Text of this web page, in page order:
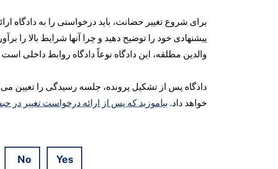
برای شروع تغییر حضانت، باید درخواستی را به دادگاه
پیشنهادی خود را توضیح دهید و چرا آنها شرایط بالا را
والدین مطلقه، این دادگاه نوعاً دادگاه روابط داخلی
دادگاه پس از تشکیل پرونده، جلسه رسیدگی را تعیین
خواهد داد. بیاموزید که پس از ارائه درخواست تغییر در
Yes
No